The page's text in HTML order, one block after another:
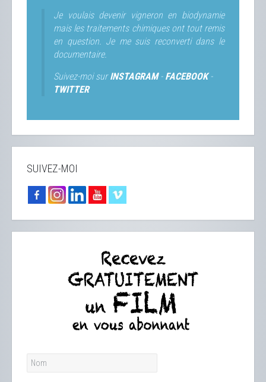
Je voulais devenir vigneron en biodynamie
mais les traitements chimiques ont tout remis
en question. Je me suis reconverti dans le
documentaire.
Suivez-moi surINSTAGRAM- FACEBOOK-
TWITTER
SUIVEZ-MOI